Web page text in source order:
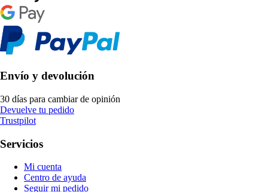
Envío y devolución
30 días para cambiar de opinión
Devuelve tu pedido
Trustpilot
Servicios
Mi cuenta
Centro de ayuda
Seguir mi pedido